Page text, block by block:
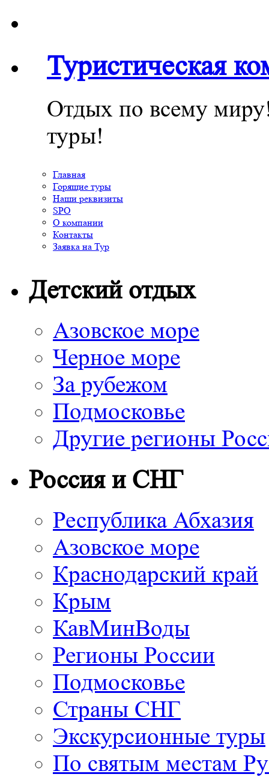
Туристическая
Отдых по всему
туры!
Главная
Горящие туры
Наши реквизиты
SPO
О компании
Контакты
Заявка на Тур
Детский отдых
Азовское море
Черное море
За рубежом
Подмосковье
Другие регионы
Россия и СНГ
Республика Абхазия
Азовское море
Краснодарский край
Крым
КавМинВоды
Регионы России
Подмосковье
Страны СНГ
Экскурсионные туры
По святым местам